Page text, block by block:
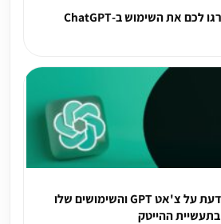
כל מה שרציתם לדעת על צ'אט GPT והשימושים שלו
בתעשיית ההייטק